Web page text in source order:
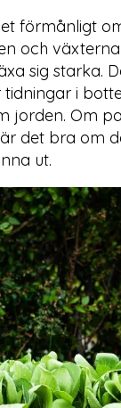
förmånligt
och
sig starka.
i
jorden. Om
det bra om
ut.